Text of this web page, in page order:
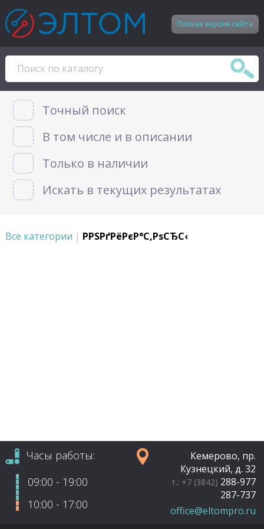
Полная версия сайта
Точный поиск
В том числе и в описании
Только в наличии
Искать в текущих результатах
Все категории | РРЅРґРёРєР°С‚РѕСЂС‹
Часы работы:
09:00 - 19:00
10:00 - 17:00
Кемерово, пр.
Кузнецкий, д. 32
т.: +7 (3842) 288-977
287-737
office@eltompro.ru